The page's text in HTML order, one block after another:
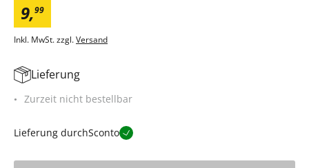
9,99
Inkl. MwSt. zzgl.Versand
Lieferung
Zurzeit nicht bestellbar
Lieferung durchSconto